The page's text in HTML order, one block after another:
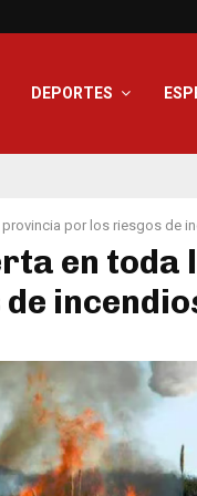
DEPORTES
por los riesgos de
en toda